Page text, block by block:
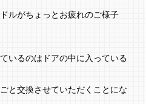
ルがちょっとお疲れのご様子
いるのはドアの中に入っている
と交換させていただくことにな